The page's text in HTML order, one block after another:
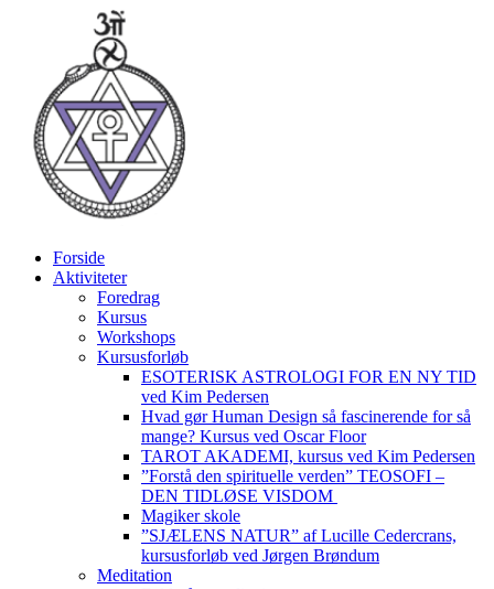
Forside
Aktiviteter
Foredrag
Kursus
Workshops
Kursusforløb
ESOTERISK ASTROLOGI FOR EN NY TID
ved Kim Pedersen
Hvad gør Human Design så fascinerende for så
mange? Kursus ved Oscar Floor
TAROT AKADEMI, kursus ved Kim Pedersen
”Forstå den spirituelle verden” TEOSOFI –
DEN TIDLØSE VISDOM
Magiker skole
”SJÆLENS NATUR” af Lucille Cedercrans,
kursusforløb ved Jørgen Brøndum
Meditation